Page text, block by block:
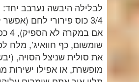
לבלילה היבשה נערבב יחד:
3/4 כוס פירורי לחם
אם
שומשום, כף חוואיג’, מלח
את סולית שניצל הסויה,
מופשרת, או אפילו ישירות